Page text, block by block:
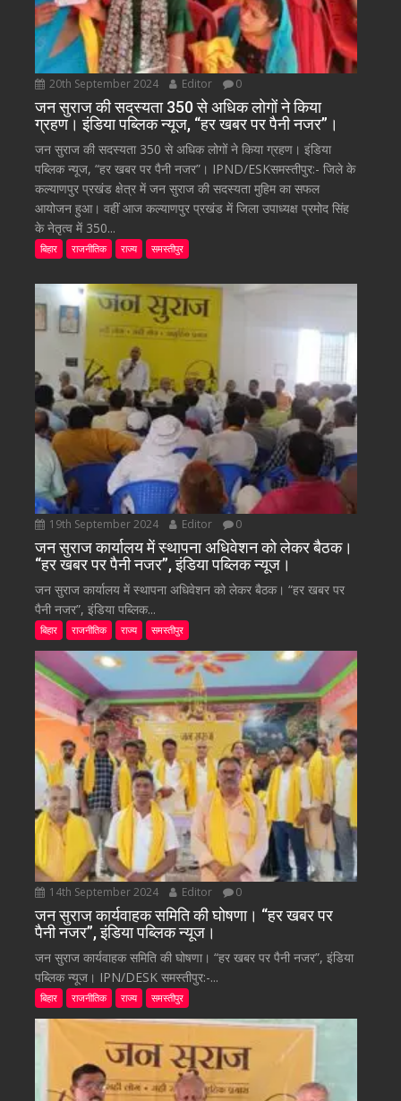
20th September 2024 Editor 0
जन सुराज की सदस्यता 350 से अधिक लोगों ने किया
ग्रहण। इंडिया पब्लिक न्यूज, “हर खबर पर पैनी नजर”।
जन सुराज की सदस्यता 350 से अधिक लोगों ने किया ग्रहण। इंडिया
पब्लिक न्यूज, “हर खबर पर पैनी नजर”। IPND/ESKसमस्तीपुर:- जिले के
कल्याणपुर प्रखंड क्षेत्र में जन सुराज की सदस्यता मुहिम का सफल
आयोजन हुआ। वहीं आज कल्याणपुर प्रखंड में जिला उपाध्यक्ष प्रमोद सिंह
के नेतृत्व में 350...
बिहार राजनीतिक राज्य समस्तीपुर
19th September 2024 Editor 0
जन सुराज कार्यालय में स्थापना अधिवेशन को लेकर बैठक।
“हर खबर पर पैनी नजर”, इंडिया पब्लिक न्यूज।
जन सुराज कार्यालय में स्थापना अधिवेशन को लेकर बैठक। “हर खबर पर
पैनी नजर”, इंडिया पब्लिक...
बिहार राजनीतिक राज्य समस्तीपुर
14th September 2024 Editor 0
जन सुराज कार्यवाहक समिति की घोषणा। “हर खबर पर
पैनी नजर”, इंडिया पब्लिक न्यूज।
जन सुराज कार्यवाहक समिति की घोषणा। “हर खबर पर पैनी नजर”, इंडिया
पब्लिक न्यूज। IPN/DESK समस्तीपुर:-...
बिहार राजनीतिक राज्य समस्तीपुर